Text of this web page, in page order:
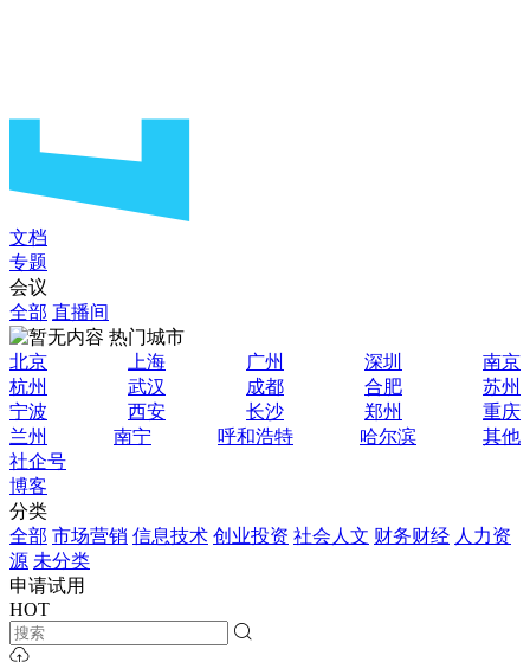
文档
专题
会议
全部 直播间
热门城市
北京
上海 广州 深圳
南京
杭州
武汉 成都 合肥
苏州
宁波
西安 长沙 郑州
重庆
兰州
南宁 呼和浩特 哈尔滨
其他
社企号
博客
分类
全部 市场营销 信息技术 创业投资 社会人文 财务财经 人力资
源 未分类
申请试用
HOT